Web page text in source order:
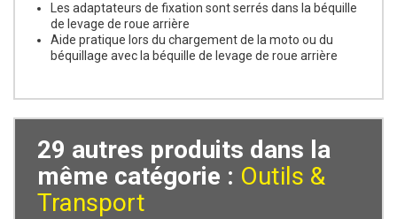
Les adaptateurs de fixation sont serrés dans la béquille
de levage de roue arrière
Aide pratique lors du chargement de la moto ou du
béquillage avec la béquille de levage de roue arrière
29 autres produits dans la
même catégorie : Outils &
Transport